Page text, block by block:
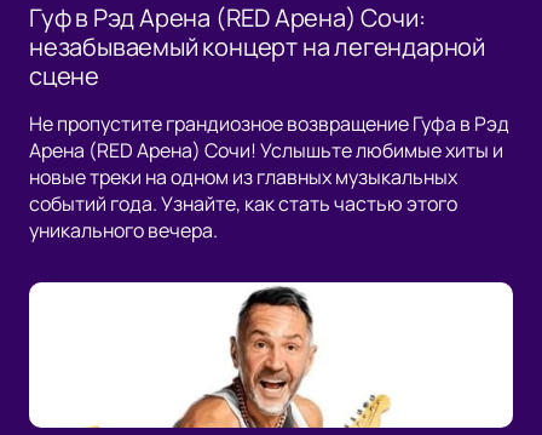
Гуф в Рэд Арена (RED Арена) Сочи:
незабываемый концерт на легендарной
сцене
Не пропустите грандиозное возвращение Гуфа в Рэд
Арена (RED Арена) Сочи! Услышьте любимые хиты и
новые треки на одном из главных музыкальных
событий года. Узнайте, как стать частью этого
уникального вечера.